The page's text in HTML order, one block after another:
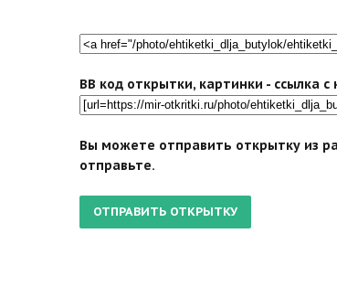
BB код открытки, картинки - ссылка
Вы можете отправить открытку из
отправьте.